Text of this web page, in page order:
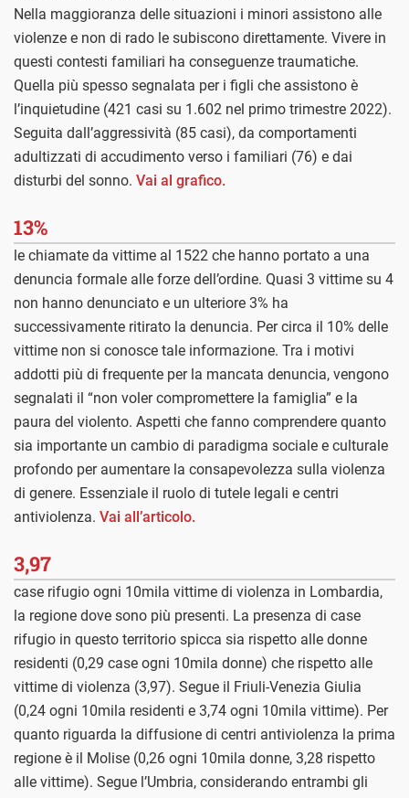
Nella maggioranza delle situazioni i minori assistono alle
violenze e non di rado le subiscono direttamente. Vivere in
questi contesti familiari ha conseguenze traumatiche.
Quella più spesso segnalata per i figli che assistono è
l’inquietudine (421 casi su 1.602 nel primo trimestre 2022).
Seguita dall’aggressività (85 casi), da comportamenti
adultizzati di accudimento verso i familiari (76) e dai
disturbi del sonno. Vai al grafico.
13%
le chiamate da vittime al 1522 che hanno portato a una
denuncia formale alle forze dell’ordine. Quasi 3 vittime su 4
non hanno denunciato e un ulteriore 3% ha
successivamente ritirato la denuncia. Per circa il 10% delle
vittime non si conosce tale informazione. Tra i motivi
addotti più di frequente per la mancata denuncia, vengono
segnalati il “non voler compromettere la famiglia” e la
paura del violento. Aspetti che fanno comprendere quanto
sia importante un cambio di paradigma sociale e culturale
profondo per aumentare la consapevolezza sulla violenza
di genere. Essenziale il ruolo di tutele legali e centri
antiviolenza. Vai all’articolo.
3,97
case rifugio ogni 10mila vittime di violenza in Lombardia,
la regione dove sono più presenti. La presenza di case
rifugio in questo territorio spicca sia rispetto alle donne
residenti (0,29 case ogni 10mila donne) che rispetto alle
vittime di violenza (3,97). Segue il Friuli-Venezia Giulia
(0,24 ogni 10mila residenti e 3,74 ogni 10mila vittime). Per
quanto riguarda la diffusione di centri antiviolenza la prima
regione è il Molise (0,26 ogni 10mila donne, 3,28 rispetto
alle vittime). Segue l’Umbria, considerando entrambi gli